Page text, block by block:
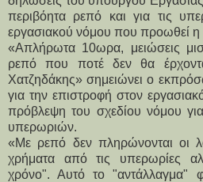
περιβόητα ρεπό και για τις
εργασιακού νόμου που προωθεί
«Απλήρωτα 10ωρα, μειώσεις
ρεπό που ποτέ δεν θα
Χατζηδάκης» σημειώνει ο
για την επιστροφή στον
πρόβλεψη του σχεδίου νόμου
υπερωριών.
«Με ρεπό δεν πληρώνονται οι
χρήματα από τις υπερωρίες
χρόνο". Αυτό το "αντάλλαγμα"